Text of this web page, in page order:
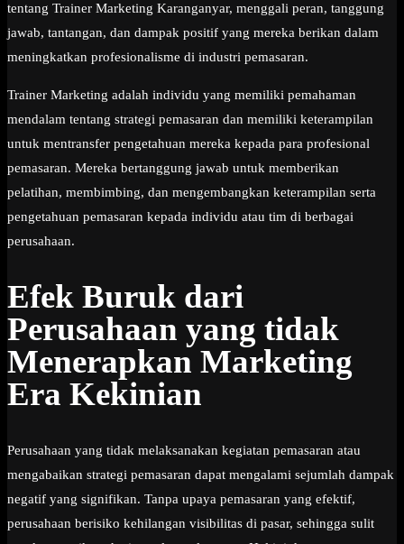
tentang Trainer Marketing Karanganyar, menggali peran, tanggung
jawab, tantangan, dan dampak positif yang mereka berikan dalam
meningkatkan profesionalisme di industri pemasaran.
Trainer Marketing adalah individu yang memiliki pemahaman
mendalam tentang strategi pemasaran dan memiliki keterampilan
untuk mentransfer pengetahuan mereka kepada para profesional
pemasaran. Mereka bertanggung jawab untuk memberikan
pelatihan, membimbing, dan mengembangkan keterampilan serta
pengetahuan pemasaran kepada individu atau tim di berbagai
perusahaan.
Efek Buruk dari
Perusahaan yang tidak
Menerapkan Marketing
Era Kekinian
Perusahaan yang tidak melaksanakan kegiatan pemasaran atau
mengabaikan strategi pemasaran dapat mengalami sejumlah dampak
negatif yang signifikan. Tanpa upaya pemasaran yang efektif,
perusahaan berisiko kehilangan visibilitas di pasar, sehingga sulit